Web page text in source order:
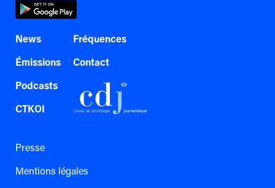
News
Émissions
Podcasts
CTKOI
Fréquences
Contact
Presse
Mentions légales